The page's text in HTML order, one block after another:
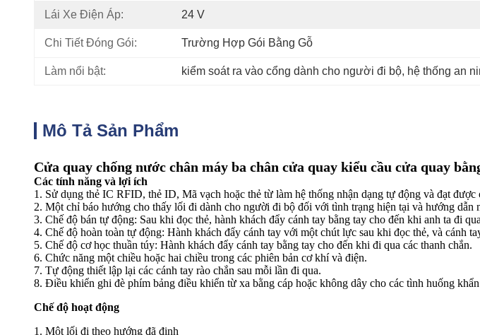
Lái Xe Điện Áp: 24 V
Chi Tiết Đóng Gói: Trường Hợp Gói Bằng Gỗ
Làm nổi bật: kiểm soát ra vào cổng dành cho người đi bộ, hệ thống an
Mô Tả Sản Phẩm
Cửa quay chống nước chân máy ba chân cửa quay kiểu cầu cửa quay
Các tính năng và lợi ích
1. Sử dụng thẻ IC RFID, thẻ ID, Mã vạch hoặc thẻ từ làm hệ thống nhận dạng tự động và đạt
2. Một chỉ báo hướng cho thấy lối đi dành cho người đi bộ đối với tình trạng hiện tại và hướng
3. Chế độ bán tự động: Sau khi đọc thẻ, hành khách đẩy cánh tay bằng tay cho đến khi anh ta đi
4. Chế độ hoàn toàn tự động: Hành khách đẩy cánh tay với một chút lực sau khi đọc thẻ, và cánh
5. Chế độ cơ học thuần túy: Hành khách đẩy cánh tay bằng tay cho đến khi đi qua các thanh chắn.
6. Chức năng một chiều hoặc hai chiều trong các phiên bản cơ khí và điện.
7. Tự động thiết lập lại các cánh tay rào chắn sau mỗi lần đi qua.
8. Điều khiển ghi đè phím bảng điều khiển từ xa bằng cáp hoặc không dây cho các tình huống
Chế độ hoạt động
1. Một lối đi theo hướng đã định